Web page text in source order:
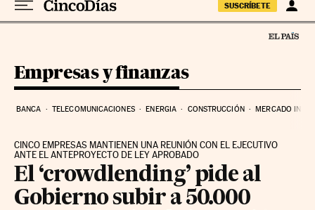
SUSCRÍBETE
Empresas y finanzas
BANCA TELECOMUNICACIONES ENERGIA CONSTRUCCIÓN MERCADO
CINCO EMPRESAS MANTIENEN UNA REUNIÓN CON EL EJECUTIVO
ANTE EL ANTEPROYECTO DE LEY APROBADO
El ‘crowdlending’ pide al
Gobierno subir a 50.000